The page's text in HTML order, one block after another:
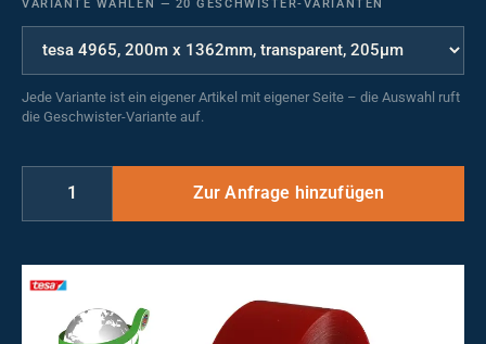
VARIANTE WÄHLEN — 20 GESCHWISTER-VARIANTEN
Jede Variante ist ein eigener Artikel mit eigener Seite – die Auswahl ruft
die Geschwister-Variante auf.